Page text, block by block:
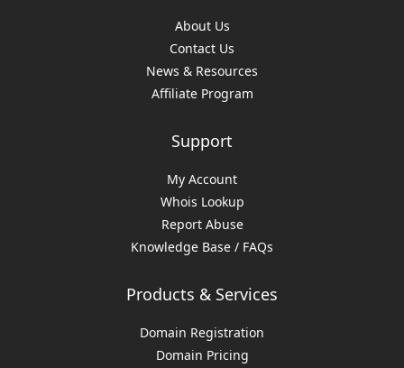
About Us
Contact Us
News & Resources
Affiliate Program
Support
My Account
Whois Lookup
Report Abuse
Knowledge Base / FAQs
Products & Services
Domain Registration
Domain Pricing